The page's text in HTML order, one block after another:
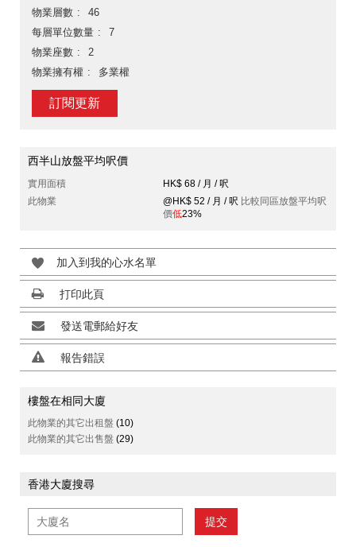
物業層數
46
每層單位數量
7
物業座數
2
物業擁有權
多業權
訂閱更新
西半山放盤平均呎價
實用面積
HK$ 68 / 月 / 呎
此物業
@HK$ 52 / 月 / 呎 比較同區放盤平均呎
價低23%
加入到我的心水名單
打印此頁
發送電郵給好友
報告錯誤
樓盤在相同大廈
此物業的其它出租盤 (10)
此物業的其它出售盤 (29)
香港大廈搜尋
提交